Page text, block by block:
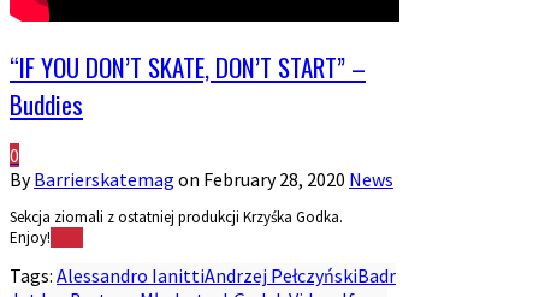
“IF YOU DON’T SKATE, DON’T START” –
Buddies
0
ByBarrierskatemag on February 28, 2020 News
Sekcja ziomali z ostatniej produkcji Krzyśka Godka.
Enjoy!
Tags: Alessandro IanittiAndrzej PełczyńskiBadr